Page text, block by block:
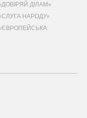
ДІЛАМ»
«СЛУГА НАРОДУ»
«ЄВРОПЕЙСЬКА